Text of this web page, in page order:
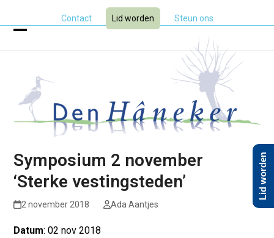
Contact Lid worden Steun ons
menu
menu
Symposium 2 november
‘Sterke vestingsteden’
2 november 2018 Ada Aantjes
Datum: 02 nov 2018
Lid worden